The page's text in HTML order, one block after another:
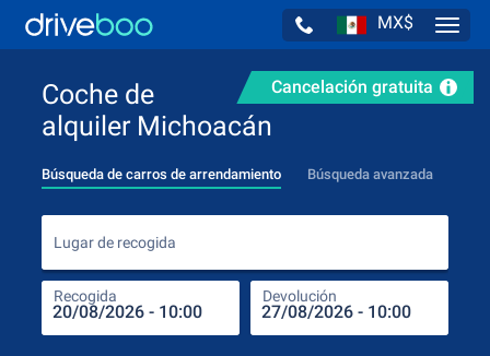
MX$
Cancelación gratuita
Coche de
alquiler Michoacán
Búsqueda de carros de arrendamiento Búsqueda avanzada
Lugar de recogida
Recogida Devolución